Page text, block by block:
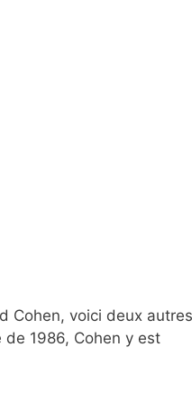
Cohen, voici deux
de 1986, Cohen y est